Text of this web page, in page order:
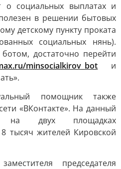
о социальных выплатах и
в решении бытовых
детскому пункту проката
социальных нянь).
достаточно перейти
minsocialkirov_bot и
помощник также
«ВКонтакте». На данный
на двух площадках
тысяч жителей Кировской
председателя